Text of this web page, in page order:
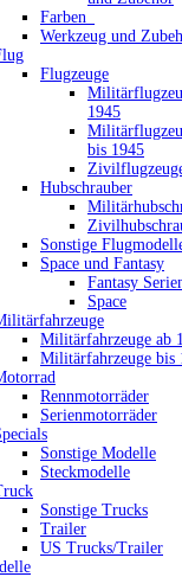
Farben_
Werkzeug und
Flugzeuge
1945
bis 1945
Hubschrauber
Sonstige
Space und Fantasy
Fantasy
Space
Militärfahrzeuge ab
Militärfahrzeuge bis
Rennmotorräder
Serienmotorräder
Sonstige Modelle
Steckmodelle
Sonstige Trucks
Trailer
US Trucks/Trailer